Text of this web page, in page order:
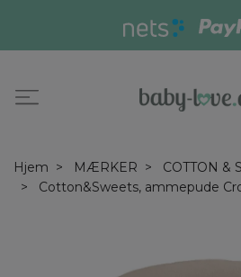
Hjem MÆRKER
COTTON &
Cotton&Sweets, ammepude